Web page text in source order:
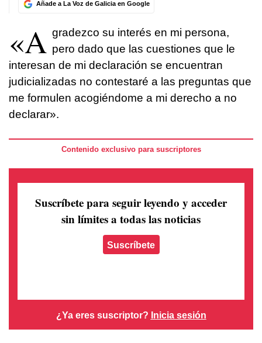
Añade a La Voz de Galicia en Google
«A gradezco su interés en mi persona,
pero dado que las cuestiones que le
interesan de mi declaración se encuentran
judicializadas no contestaré a las preguntas que
me formulen acogiéndome a mi derecho a no
declarar».
Contenido exclusivo para suscriptores
Suscríbete para seguir leyendo y acceder
sin límites a todas las noticias
Suscríbete
¿Ya eres suscriptor? Inicia sesión